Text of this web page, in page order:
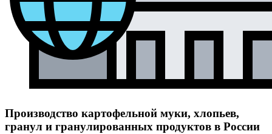
Производство картофельной муки, хлопьев,
гранул и гранулированных продуктов в России